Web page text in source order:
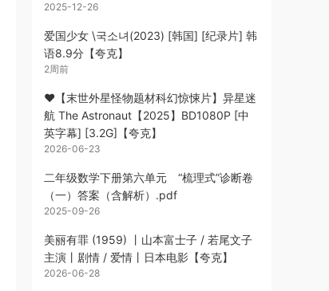
2025-12-26
爱国少女 \국소녀(2023) [韩国] [纪录片] 韩
语8.9分【夸克】
2周前
❤️【末世外星怪物题材科幻惊悚片】异星迷
航 The Astronaut【2025】BD1080P [中
英字幕] [3.2G]【夸克】
2026-06-23
二年级数学下册第六单元 “梳理式”诊断卷
（一）答案（含解析）.pdf
2025-09-26
美丽有罪 (1959) 丨山本富士子 / 若尾文子
主演丨剧情 / 爱情丨日本电影【夸克】
2026-06-28